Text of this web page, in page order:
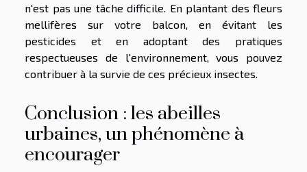
n'est pas une tâche difficile. En plantant des fleurs
mellifères sur votre balcon, en évitant les
pesticides et en adoptant des pratiques
respectueuses de l'environnement, vous pouvez
contribuer à la survie de ces précieux insectes.
Conclusion : les abeilles
urbaines, un phénomène à
encourager